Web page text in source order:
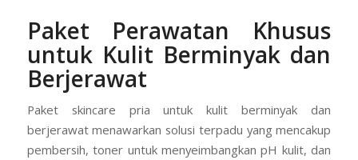
Paket Perawatan Khusus
untuk Kulit Berminyak dan
Berjerawat
Paket skincare pria untuk kulit berminyak dan
berjerawat menawarkan solusi terpadu yang mencakup
pembersih, toner untuk menyeimbangkan pH kulit, dan